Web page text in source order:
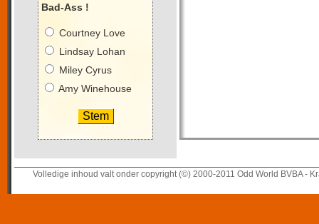
Bad-Ass !
Courtney Love
Lindsay Lohan
Miley Cyrus
Amy Winehouse
Volledige inhoud valt onder copyright (©) 2000-2011 Odd World BVBA -